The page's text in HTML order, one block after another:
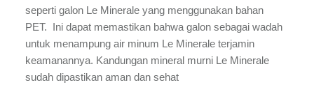
seperti galon Le Minerale yang menggunakan bahan
PET. Ini dapat memastikan bahwa galon sebagai wadah
untuk menampung air minum Le Minerale terjamin
keamanannya. Kandungan mineral murni Le Minerale
sudah dipastikan aman dan sehat